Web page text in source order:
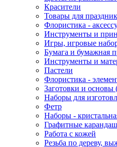
Красители
Товары для
Флористика -
Инструменты и
Игры, игровые
Бумага и бумажная
Инструменты и
Пастели
Флористика -
Заготовки и основы
Наборы для
Фетр
Наборы -
Графитные
Работа с кожей
Резьба по дереву,